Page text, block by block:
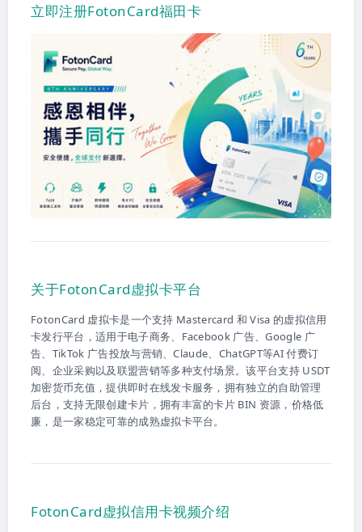
立即注册FotonCard福田卡
关于FotonCard虚拟卡平台
FotonCard 虚拟卡是一个支持 Mastercard 和 Visa 的虚拟信用
卡发行平台，适用于电子商务、Facebook 广告、Google 广
告、TikTok 广告投放与营销、Claude、ChatGPT等AI 付费订
阅、企业采购以及联盟营销等多种支付场景。该平台支持 USDT
加密货币充值，提供即时在线发卡服务，拥有独立的自助管理
后台，支持无限创建卡片，拥有丰富的卡片 BIN 资源，价格低
廉，是一家稳定可靠的成熟虚拟卡平台。
FotonCard虚拟信用卡视频介绍